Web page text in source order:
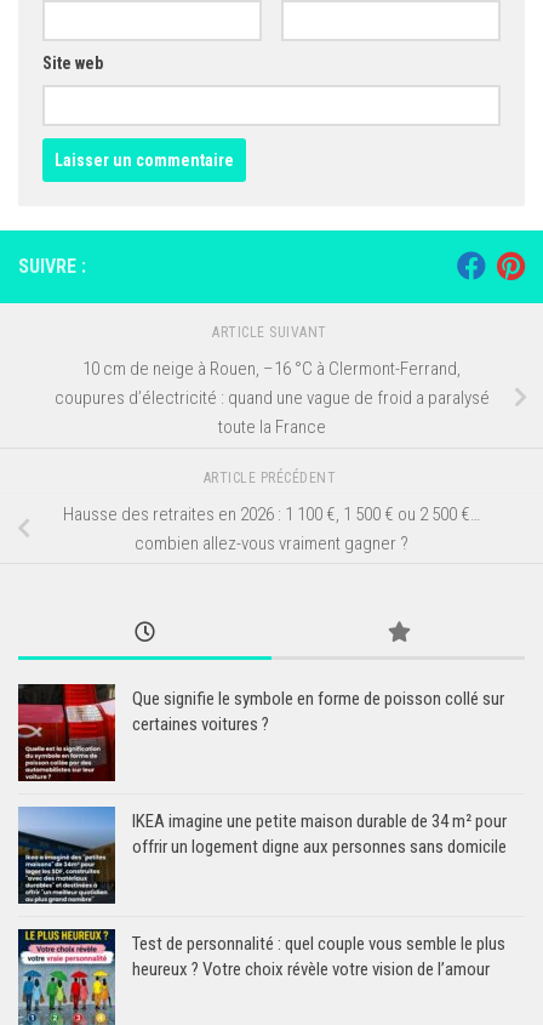
Site web
SUIVRE :
ARTICLE SUIVANT
10 cm de neige à Rouen, –16 °C à Clermont-Ferrand,
coupures d’électricité : quand une vague de froid a paralysé
toute la France
ARTICLE PRÉCÉDENT
Hausse des retraites en 2026 : 1 100 €, 1 500 € ou 2 500 €…
combien allez-vous vraiment gagner ?
Que signifie le symbole en forme de poisson collé sur
certaines voitures ?
IKEA imagine une petite maison durable de 34 m² pour
offrir un logement digne aux personnes sans domicile
Test de personnalité : quel couple vous semble le plus
heureux ? Votre choix révèle votre vision de l’amour